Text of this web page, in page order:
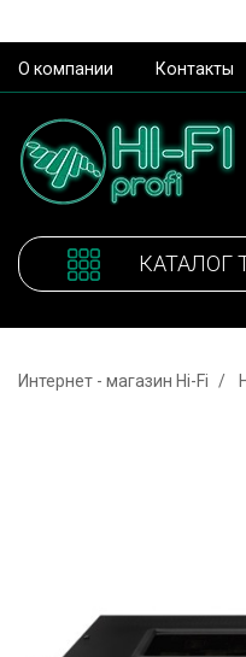
О компании Контакты
КАТАЛОГ
Интернет - магазин Hi-Fi